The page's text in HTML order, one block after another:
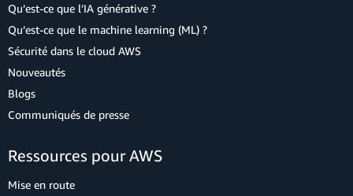
Qu’est-ce que l’IA générative ?
Qu’est-ce que le machine learning (ML) ?
Sécurité dans le cloud AWS
Nouveautés
Blogs
Communiqués de presse
Ressources pour AWS
Mise en route